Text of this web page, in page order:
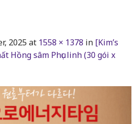
2025 at 1558 × 1378 in [Kim’s
Hồng sâm Phục linh (30 gói x